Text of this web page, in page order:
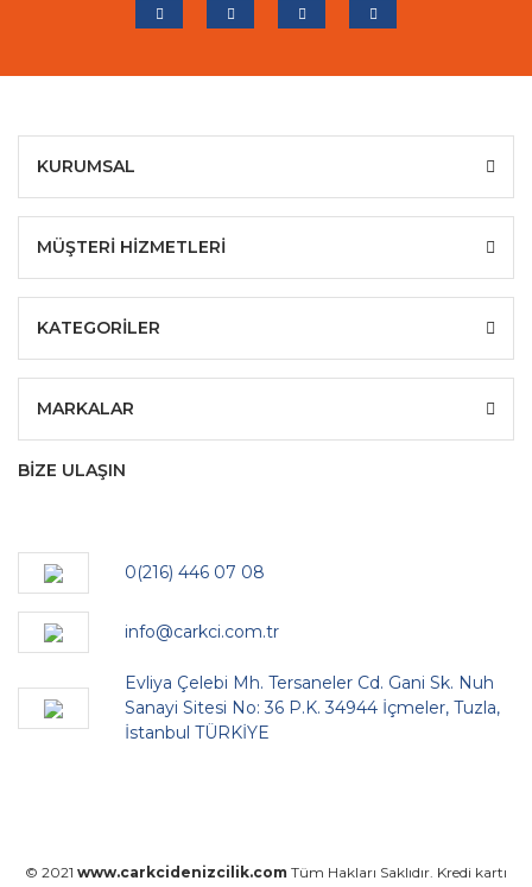
KURUMSAL
MÜŞTERİ HİZMETLERİ
KATEGORİLER
MARKALAR
BİZE ULAŞIN
0(216) 446 07 08
info@carkci.com.tr
Evliya Çelebi Mh. Tersaneler Cd. Gani Sk. Nuh
Sanayi Sitesi No: 36 P.K. 34944 İçmeler, Tuzla,
İstanbul TÜRKİYE
© 2021 www.carkcidenizcilik.com Tüm Hakları Saklıdır. Kredi kartı